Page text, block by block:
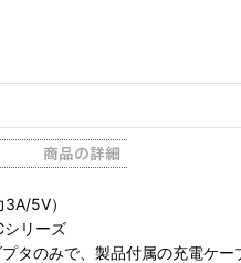
5V）
リーズ
タのみで、製品付属の充電ケー